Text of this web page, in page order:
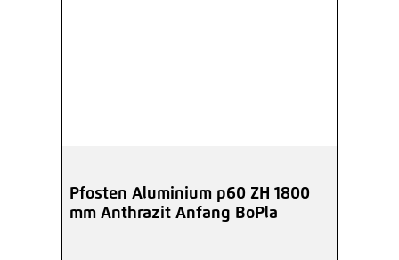
Pfosten Aluminium p60 ZH 1800
mm Anthrazit Anfang BoPla